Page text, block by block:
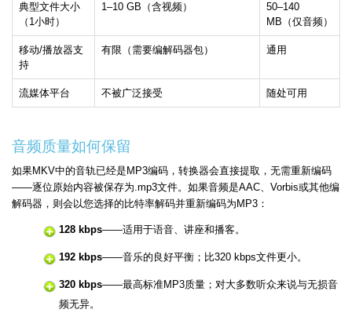
典型文件大小
（1小时）
1–10 GB（含视频）
50–140
MB（仅音频）
移动/播放器支
持
有限（需要编解码器包） 通用
流媒体平台 不被广泛接受 随处可用
音频质量如何保留
如果MKV中的音轨已经是MP3编码，转换器会直接提取，无需重新编码
——逐位原始内容被保存为.mp3文件。如果音频是AAC、Vorbis或其他编
解码器，则会以您选择的比特率解码并重新编码为MP3：
128 kbps——适用于语音、讲座和播客。
192 kbps——音乐的良好平衡；比320 kbps文件更小。
320 kbps——最高标准MP3质量；对大多数听众来说与无损音
频无异。